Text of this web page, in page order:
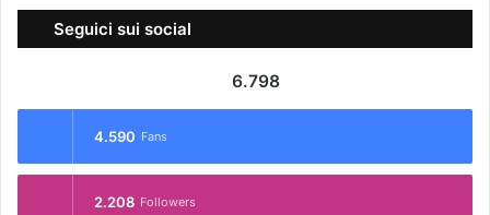
Seguici sui social
6.798
4.590 Fans
2.208 Followers